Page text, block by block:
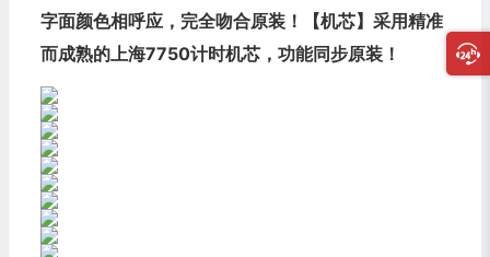
字面颜色相呼应，完全吻合原装！【机芯】采用精准
而成熟的上海7750计时机芯，功能同步原装！